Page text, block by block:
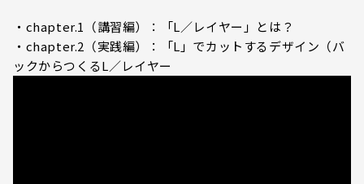
・chapter.1（講習編）：「L／レイヤー」とは？
・chapter.2（実践編）：「L」でカットするデザイン（バ
ックからつくるL／レイヤー